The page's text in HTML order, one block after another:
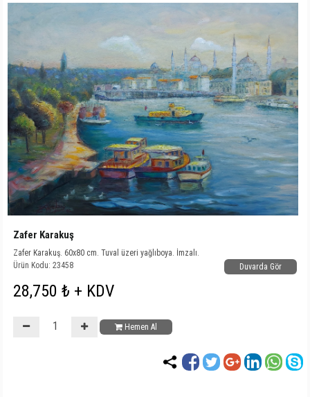
Zafer Karakuş
Zafer Karakuş. 60x80 cm. Tuval üzeri yağlıboya. İmzalı.
Duvarda Gör
Ürün Kodu: 23458
28,750 ₺ + KDV
Hemen Al